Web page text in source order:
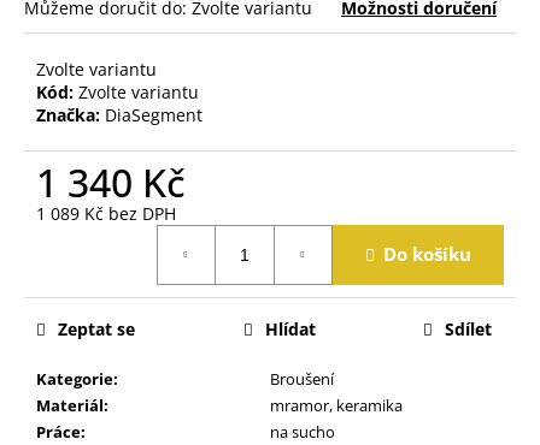
Můžeme doručit do: Zvolte variantu Možnosti doručení
Zvolte variantu
Kód: Zvolte variantu
Značka: DiaSegment
1 340 Kč
1 089 Kč bez DPH
Do košíku
Kategorie:
Broušení
Materiál:
mramor, keramika
Práce:
na sucho
Zeptat se Hlídat Sdílet
j
e
m
e